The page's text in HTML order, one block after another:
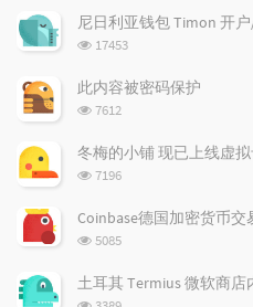
文
章
尼日利亚钱包 Timon 开
浏
次
数:
17453
此内容被密码保护
浏
次
数:
7612
冬梅的小铺 现已上线虚
浏
次
7196
Coinbase德国加密货币交
浏
次
数:
5085
土耳其 Termius 微软商店
浏